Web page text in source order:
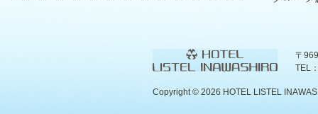
〒
TEL
Copyright © 2026 HOTEL LISTEL